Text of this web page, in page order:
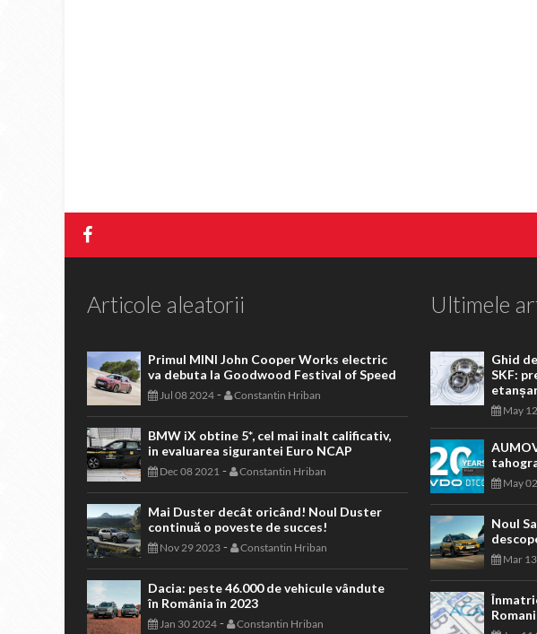
Articole aleatorii
Primul MINI John Cooper Works electric
va debuta la Goodwood Festival of Speed
Jul 08 2024 - Constantin Hriban
BMW iX obtine 5*, cel mai inalt calificativ,
in evaluarea sigurantei Euro NCAP
Dec 08 2021 - Constantin Hriban
Mai Duster decât oricând! Noul Duster
continuă o poveste de succes!
Nov 29 2023 - Constantin Hriban
Dacia: peste 46.000 de vehicule vândute
în România în 2023
Jan 30 2024 - Constantin Hriban
Ultimele
Ghid
SKF:
May
May
Noul
Mar